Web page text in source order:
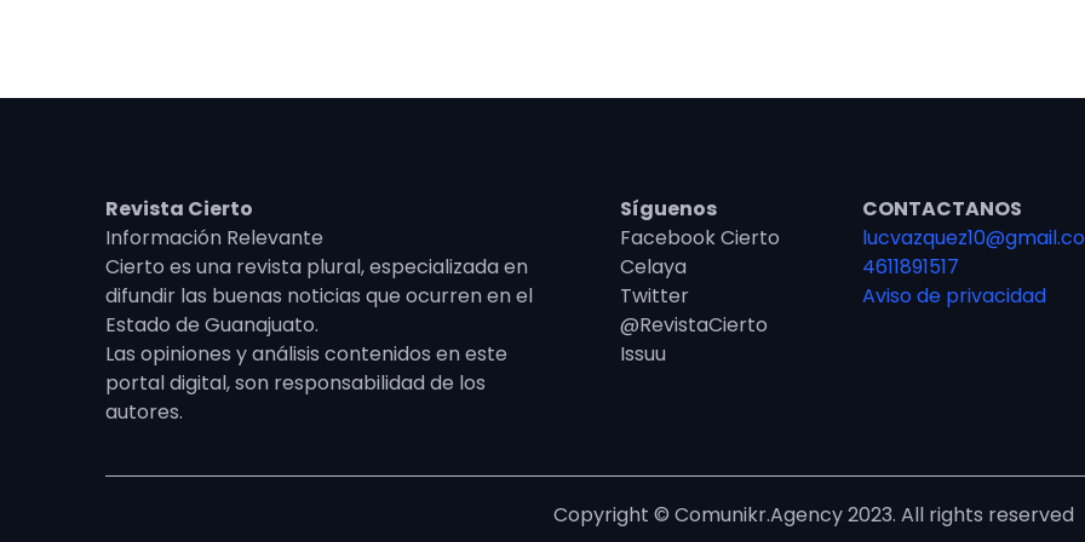
Revista Cierto
Información Relevante
Cierto es una revista plural, especializada en
difundir las buenas noticias que ocurren en el
Estado de Guanajuato.
Las opiniones y análisis contenidos en este
portal digital, son responsabilidad de los
autores.
Síguenos
Facebook Cierto
Celaya
Twitter
@RevistaCierto
Issuu
CONTACTANOS
4611891517
Aviso de privacidad
Copyright © Comunikr.Agency 2023. All rights reserved